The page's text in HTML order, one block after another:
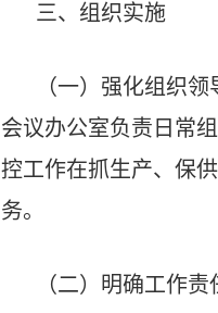
三、组织实施
（一）强化组织
会议办公室负责日常
控工作在抓生产、保
务。
（二）明确工作